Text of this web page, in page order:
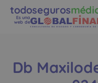
todoseguros
Es una
web de
Db